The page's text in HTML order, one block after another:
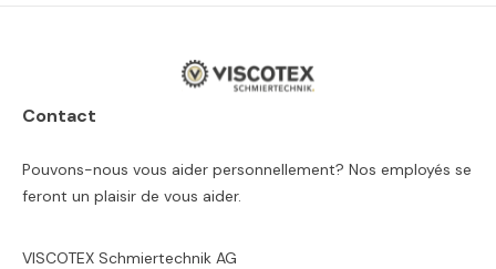
Contact
Pouvons-nous vous aider personnellement? Nos employés se
feront un plaisir de vous aider.
VISCOTEX Schmiertechnik AG